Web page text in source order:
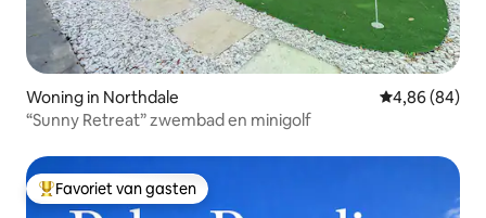
Woning in Northdale Gemiddelde
4,86 (84)
“Sunny Retreat” zwembad en minigolf
Topfavoriet van gasten
Favoriet van gasten